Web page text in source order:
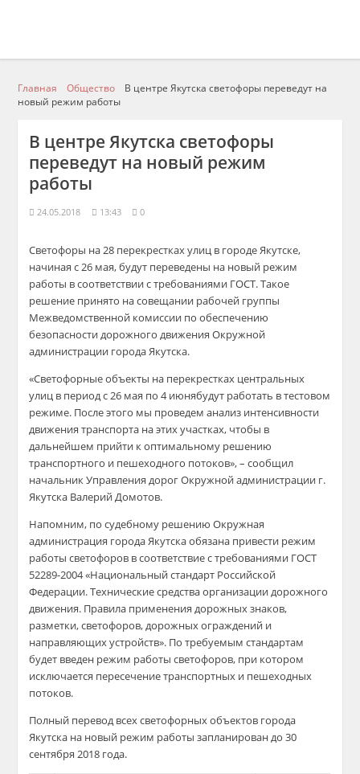
Главная Общество
В центре Якутска светофоры переведут на
новый режим работы
В центре Якутска светофоры
переведут на новый режим
работы
24.05.2018 13:43 0
Светофоры на 28 перекресткахулиц в городе Якутске,
начиная с26 мая, будут переведены на новый режим
работы всоответствиис требованиями ГОСТ.Такое
решение принято на совещании рабочей группы
Межведомственной комиссии по обеспечению
безопасности дорожного движения Окружной
администрации города Якутска.
«Светофорные объекты на перекрестках центральных
улиц в период с 26 мая по 4 июнябудут работать в тестовом
режиме. После этого мы проведем анализ интенсивности
движения транспорта на этих участках, чтобы в
дальнейшем прийти к оптимальному решению
транспортного и пешеходного потоков», –сообщил
начальник Управления дорог Окружной администрации г.
Якутска ВалерийДомотов.
Напомним, по судебному решению Окружная
администрация города Якутска обязана привести режим
работы светофоров в соответствие с требованиями ГОСТ
52289-2004 «Национальный стандарт Российской
Федерации. Технические средства организации дорожного
движения. Правила применения дорожных знаков,
разметки, светофоров, дорожных ограждений и
направляющих устройств». По требуемым стандартам
будет введен режим работы светофоров, при котором
исключается пересечение транспортных и пешеходных
потоков.
Полный перевод всех светофорных объектов города
Якутска на новый режим работы запланирован до 30
сентября 2018 года.